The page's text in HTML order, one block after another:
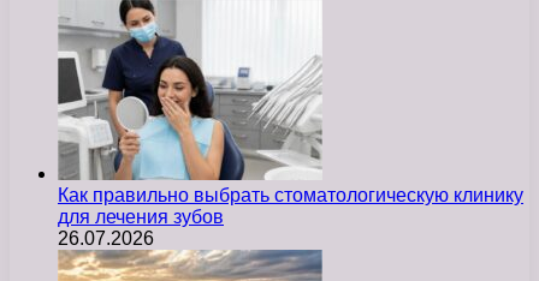
Как правильно выбрать стоматологическую клинику
для лечения зубов
26.07.2026